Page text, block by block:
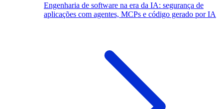
Engenharia de software na era da IA: segurança de
aplicações com agentes, MCPs e código gerado por IA